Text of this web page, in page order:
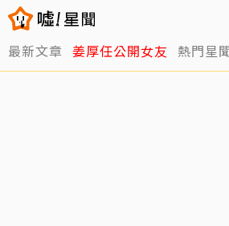
最新文章 姜厚任公開女友 熱門星